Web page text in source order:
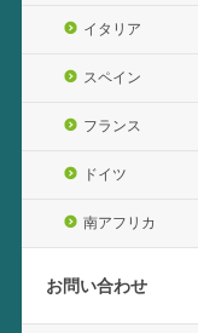
イタリア
スペイン
フランス
ドイツ
南アフリカ
お問い合わせ